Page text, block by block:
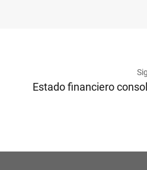
Estado financiero